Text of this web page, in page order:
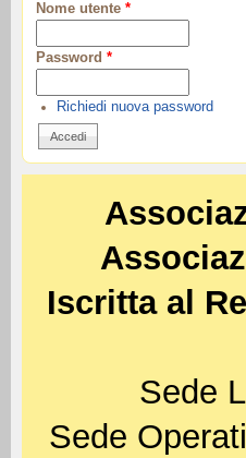
Nome utente *
Password *
Richiedi nuova password
Iscritta al
Sede
Sede